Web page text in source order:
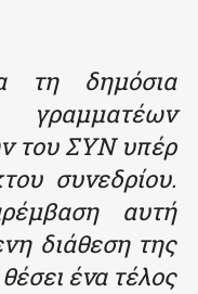
τη δημόσια
του ΣΥΝ υπέρ
συνεδρίου.
αυτή
διάθεση της
ένα τέλος